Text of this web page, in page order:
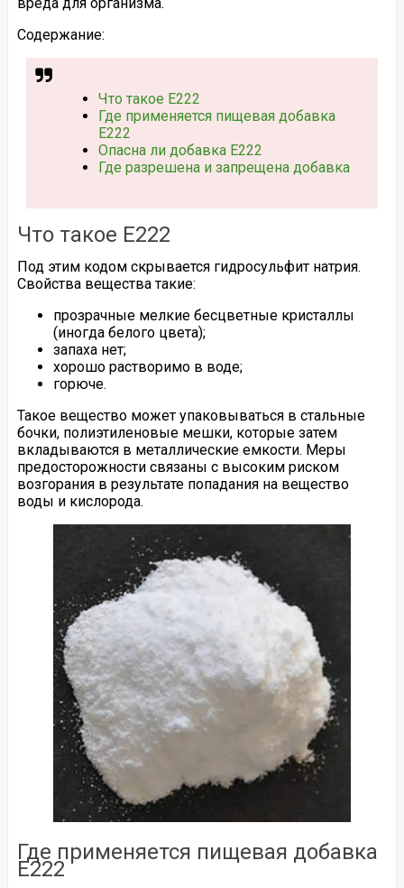
Содержание:
Что такое Е222
Где применяется пищевая добавка
Е222
Опасна ли добавка Е222
Где разрешена и запрещена добавка
Что такое Е222
Под этим кодом скрывается гидросульфит натрия.
Свойства вещества такие:
прозрачные мелкие бесцветные кристаллы
(иногда белого цвета);
запаха нет;
хорошо растворимо в воде;
горюче.
Такое вещество может упаковываться в стальные
бочки, полиэтиленовые мешки, которые затем
вкладываются в металлические емкости. Меры
предосторожности связаны с высоким риском
возгорания в результате попадания на вещество
воды и кислорода.
Где применяется пищевая добавка
Е222